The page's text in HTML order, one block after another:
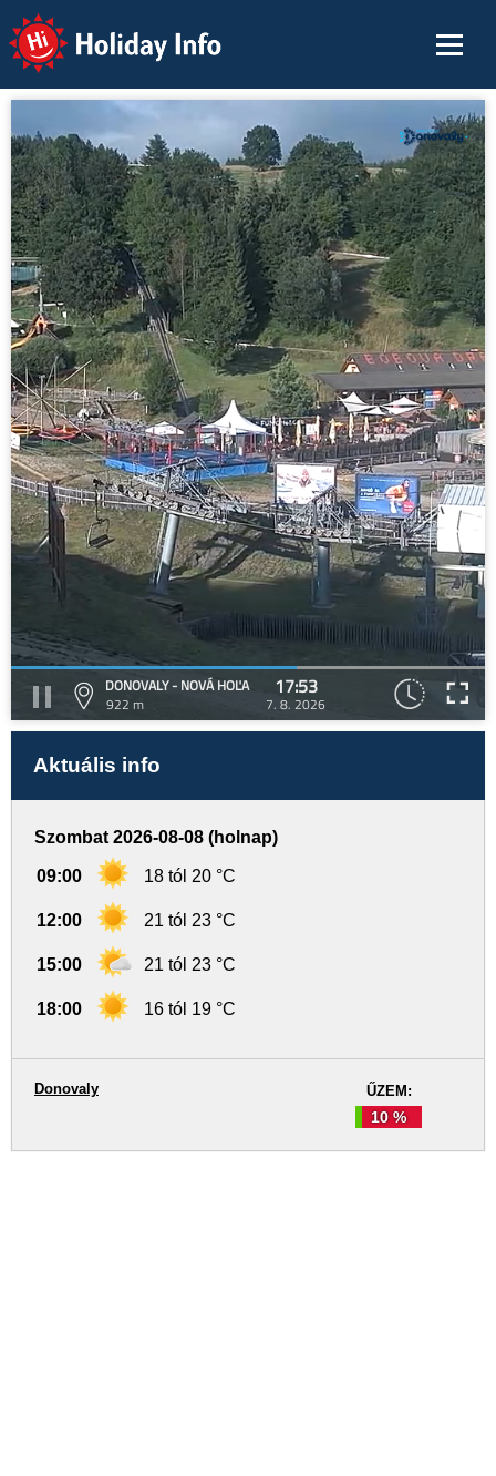
Holiday Info
DONOVALY - NOVÁ HOĽA
922 m
17:53
7. 8. 2026
Aktuális info
Szombat 2026-08-08 (holnap)
09:00 18 tól 20 °C
12:00 21 tól 23 °C
15:00 21 tól 23 °C
18:00 16 tól 19 °C
ŰZEM:
10 %
Donovaly